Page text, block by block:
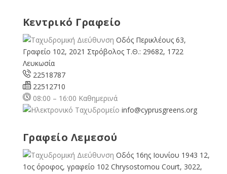
Κεντρικό Γραφείο
Οδός Περικλέους 63,
Γραφείο 102, 2021 Στρόβολος Τ.Θ.: 29682, 1722
Λευκωσία
22518787
22512710
08:00 – 16:00 Καθημερινά
info@cyprusgreens.org
Γραφείο Λεμεσού
Οδός 16ης Ιουνίου 1943 12,
1ος όροφος, γραφείο 102 Chrysostomou Court, 3022,